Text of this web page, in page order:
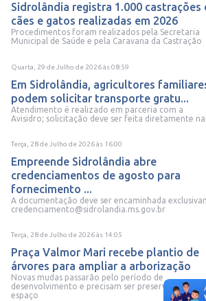
Sidrolândia registra 1.000 castrações
cães e gatos realizadas em 2026
Procedimentos foram realizados pela Secretaria
Municipal de Saúde e pela Caravana da Castração
Quarta, 29 de Julho de 2026às08:59
Em Sidrolândia, agricultores
podem solicitar transporte gratu...
Atendimento é realizado em parceria com a
Avisidro; solicitação deve ser feita diretamente na
Terça, 28 de Julho de 2026às 16:00
Empreende Sidrolândia abre
credenciamentos de agosto para
fornecimento ...
A documentação deve ser encaminhada
credenciamento@sidrolandia.ms.gov.br
Terça, 28 de Julho de 2026às 14:05
Praça Valmor Mari recebe plantio de
árvores para ampliar a arborização
Novas mudas passarão pelo período de
desenvolvimento e precisam ser preservadas
espaço